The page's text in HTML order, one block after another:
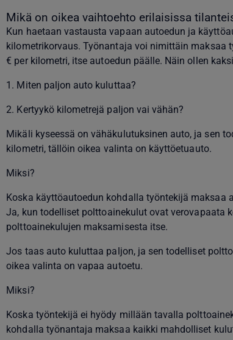
Mikä on oikea vaihtoehto erilaisissa
Kun haetaan vastausta vapaan autoedun ja
kilometrikorvaus. Työnantaja voi nimittäin maksaa
€ per kilometri, itse autoedun päälle. Näin ollen
1. Miten paljon auto kuluttaa?
2. Kertyykö kilometrejä paljon vai vähän?
Mikäli kyseessä on vähäkulutuksinen auto, ja sen
kilometri, tällöin oikea valinta on käyttöetuauto.
Miksi?
Koska käyttöautoedun kohdalla työntekijä
Ja, kun todelliset polttoainekulut ovat verovapaata
polttoainekulujen maksamisesta itse.
Jos taas auto kuluttaa paljon, ja sen todelliset
oikea valinta on vapaa autoetu.
Miksi?
Koska työntekijä ei hyödy millään tavalla
kohdalla työnantaja maksaa kaikki mahdolliset